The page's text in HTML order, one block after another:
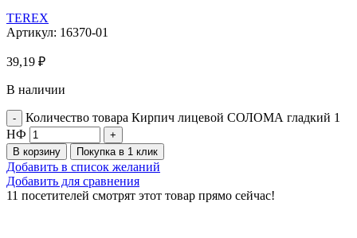
TEREX
Артикул: 16370-01
39,19 ₽
В наличии
Количество товара Кирпич лицевой СОЛОМА гладкий 1
НФ
В корзину Покупка в 1 клик
Добавить в список желаний
Добавить для сравнения
11 посетителей смотрят этот товар прямо сейчас!